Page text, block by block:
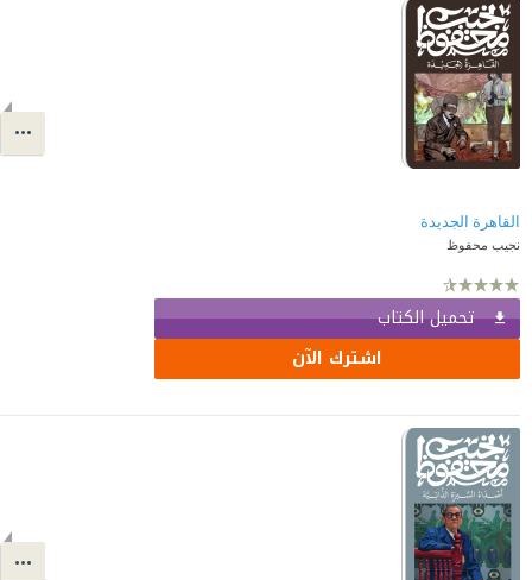
القاهرة الجديدة
نجيب محفوظ
تحميل الكتاب
اشترك الآن